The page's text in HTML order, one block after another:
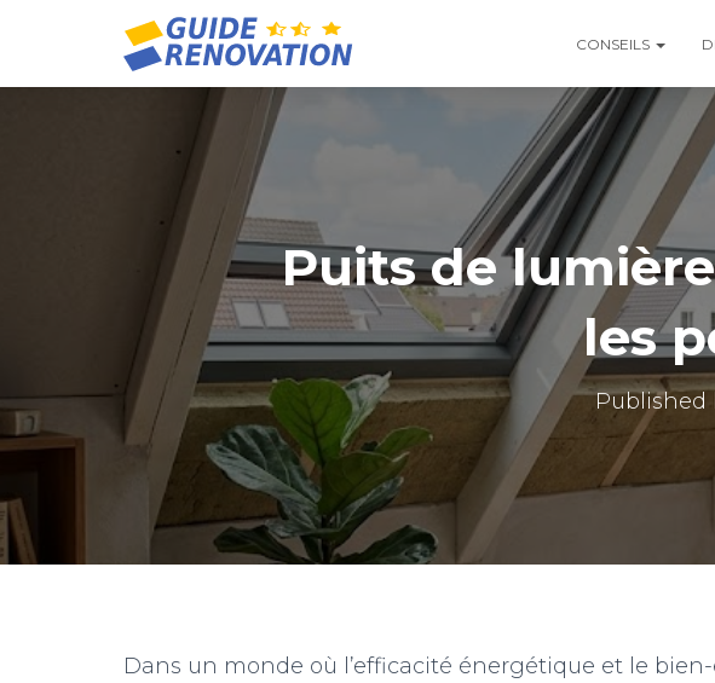
CONSEILS
Puits de
les
Published
Dans un monde où l’efficacité énergétique et le